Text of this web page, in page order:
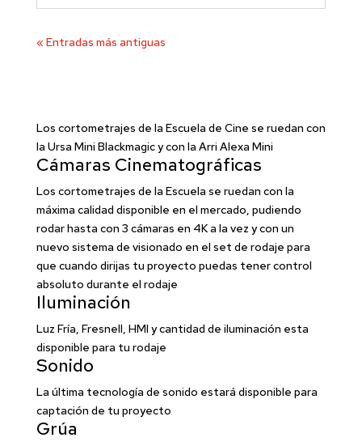
« Entradas más antiguas
Los cortometrajes de la Escuela de Cine se ruedan con
la Ursa Mini Blackmagic y con la Arri Alexa Mini
Cámaras Cinematográficas
Los cortometrajes de la Escuela se ruedan con la
máxima calidad disponible en el mercado, pudiendo
rodar hasta con 3 cámaras en 4K a la vez y con un
nuevo sistema de visionado en el set de rodaje para
que cuando dirijas tu proyecto puedas tener control
absoluto durante el rodaje
Iluminación
Luz Fría, Fresnell, HMI y cantidad de iluminación esta
disponible para tu rodaje
Sonido
La última tecnología de sonido estará disponible para
captación de tu proyecto
Grúa